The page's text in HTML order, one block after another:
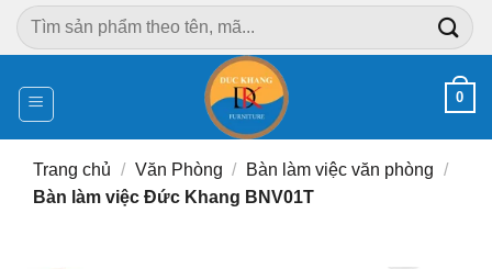
Chuyển
đến
dung
Tìm
kiếm:
0
Trang chủ / Văn Phòng / Bàn làm việc văn phòng /
Bàn làm việc Đức Khang BNV01T